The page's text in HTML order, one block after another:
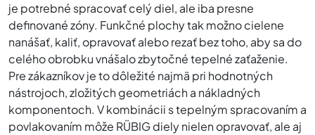
je potrebné spracovať celý diel, ale iba presne
definované zóny. Funkčné plochy tak možno cielene
nanášať, kaliť, opravovať alebo rezať bez toho, aby sa do
celého obrobku vnášalo zbytočné tepelné zaťaženie.
Pre zákazníkov je to dôležité najmä pri hodnotných
nástrojoch, zložitých geometriách a nákladných
komponentoch. V kombinácii s tepelným spracovaním a
povlakovaním môže RÜBIG diely nielen opravovať, ale aj